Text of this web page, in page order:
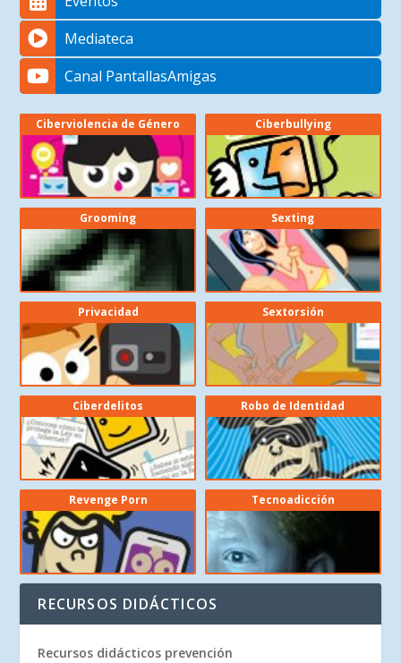
Mediateca
Canal PantallasAmigas
Ciberviolencia de Género Ciberbullying
Grooming Sexting
Privacidad Sextorsión
Ciberdelitos Robo de Identidad
Revenge Porn Tecnoadicción
RECURSOS DIDÁCTICOS
Recursos didácticos prevención